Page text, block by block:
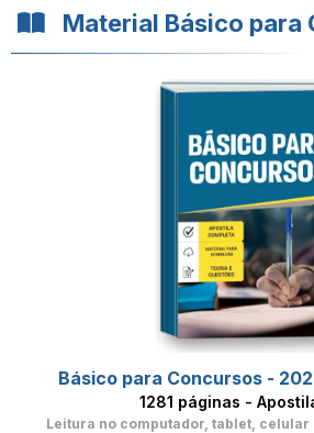
Material Básico para
Básico para Concursos -
1281 páginas -
Leitura no computador, tablet, celular